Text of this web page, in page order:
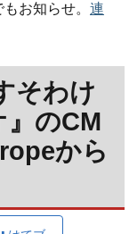
もお知らせ。 連
そわけ
』のCM
から